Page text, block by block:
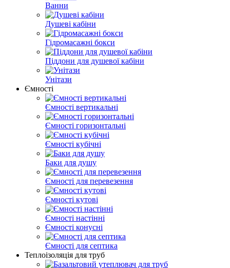
Ванни
Душеві кабіни
Гідромасажні бокси
Піддони для душевої кабіни
Унітази
Ємності
Ємності вертикальні
Ємності горизонтальні
Ємності кубічні
Баки для душу
Ємності для перевезення
Ємності кутові
Ємності настінні
Ємності конусні
Ємності для септика
Теплоізоляція для труб